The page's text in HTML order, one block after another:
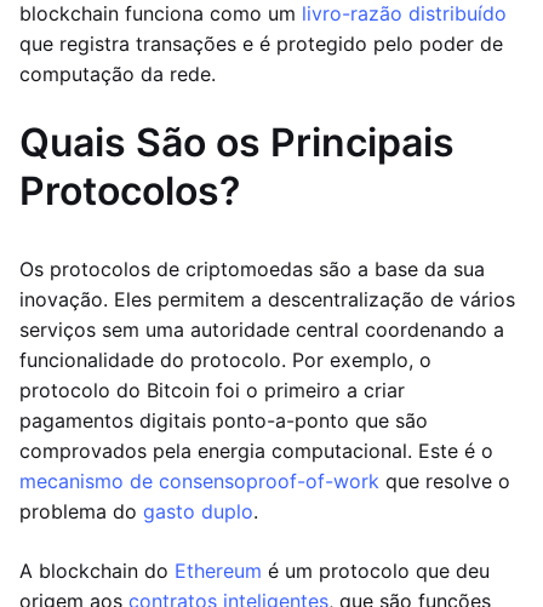
blockchain funciona como um livro-razão distribuído
que registra transações e é protegido pelo poder de
computação da rede.
Quais São os Principais
Protocolos?
Os protocolos de criptomoedas são a base da sua
inovação. Eles permitem a descentralização de vários
serviços sem uma autoridade central coordenando a
funcionalidade do protocolo. Por exemplo, o
protocolo do Bitcoin foi o primeiro a criar
pagamentos digitais ponto-a-ponto que são
comprovados pela energia computacional. Este é o
mecanismo de consensoproof-of-work que resolve o
problema do gasto duplo.
A blockchain do Ethereum é um protocolo que deu
origem aos contratos inteligentes, que são funções